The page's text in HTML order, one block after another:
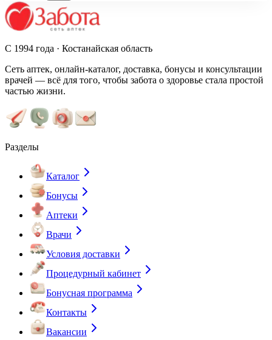
С 1994 года · Костанайская область
Сеть аптек, онлайн-каталог, доставка, бонусы и консультации
врачей — всё для того, чтобы забота о здоровье стала простой
частью жизни.
Разделы
Каталог
Бонусы
Аптеки
Врачи
Условия доставки
Процедурный кабинет
Бонусная программа
Контакты
Вакансии